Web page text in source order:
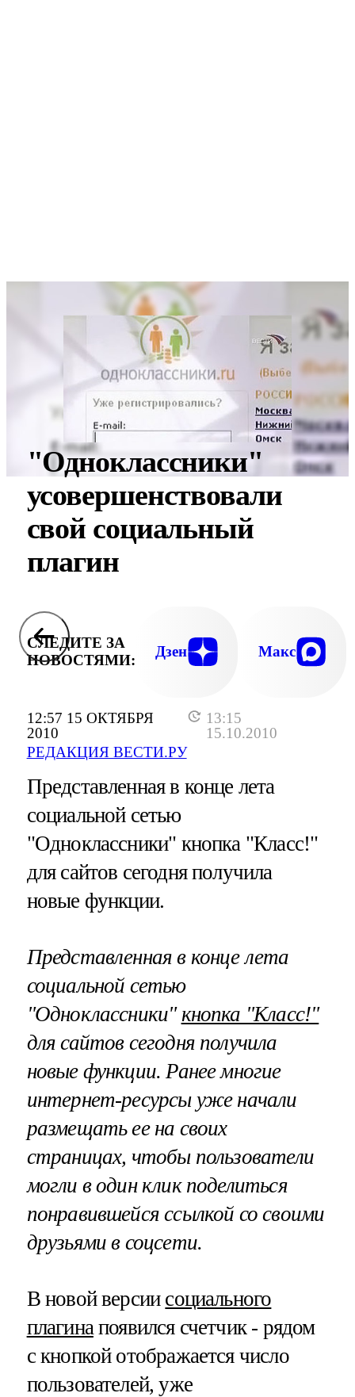
12:57 15 ОКТЯБРЯ
2010
13:15
15.10.2010
РЕДАКЦИЯ ВЕСТИ.РУ
"Одноклассники"
усовершенствовали
свой социальный
плагин
СЛЕДИТЕ ЗА
НОВОСТЯМИ:
Дзен Макс
Представленная в конце лета
социальной сетью
"Одноклассники" кнопка "Класс!"
для сайтов сегодня получила
новые функции.
Представленная в конце лета
социальной сетью
"Одноклассники" кнопка "Класс!"
для сайтов сегодня получила
новые функции. Ранее многие
интернет-ресурсы уже начали
размещать ее на своих
страницах, чтобы пользователи
могли в один клик поделиться
понравившейся ссылкой со своими
друзьями в соцсети.
В новой версии социального
плагина появился счетчик - рядом
с кнопкой отображается число
пользователей, уже